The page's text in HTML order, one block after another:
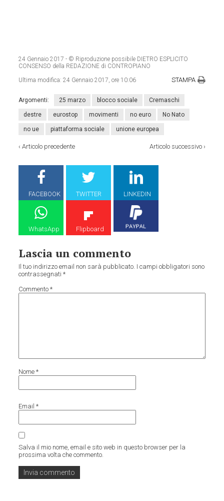
24 Gennaio 2017 - © Riproduzione possibile DIETRO ESPLICITO
CONSENSO della REDAZIONE di CONTROPIANO
Ultima modifica:24 Gennaio 2017, ore 10:06 STAMPA
Argomenti: 25 marzo blocco sociale Cremaschi
destre eurostop movimenti no euro No Nato
no ue piattaforma sociale unione europea
‹Articolo precedente Articolo successivo›
FACEBOOK TWITTER LINKEDIN
WhatsApp Flipboard
Lascia un commento
Il tuo indirizzo email non sarà pubblicato. I campi obbligatori sono
contrassegnati*
Commento*
Nome*
Email*
Salva il mio nome, email e sito web in questo browser per la
prossima volta che commento.